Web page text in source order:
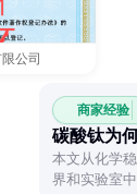
公司
商家经验
碳酸钛为
本文从化学
界和实验室